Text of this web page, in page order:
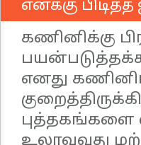
எனக்கு
கணினிக்கு
எனது
புத்தகங்களை
உலாவுவது